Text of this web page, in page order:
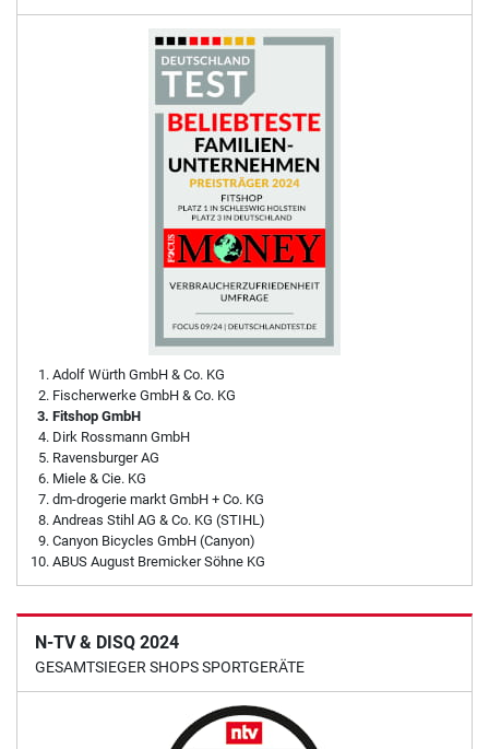
Adolf Würth GmbH & Co. KG
Fischerwerke GmbH & Co. KG
Fitshop GmbH
Dirk Rossmann GmbH
Ravensburger AG
Miele & Cie. KG
dm-drogerie markt GmbH + Co. KG
Andreas Stihl AG & Co. KG (STIHL)
Canyon Bicycles GmbH (Canyon)
ABUS August Bremicker Söhne KG
N-TV & DISQ 2024
GESAMTSIEGER SHOPS SPORTGERÄTE